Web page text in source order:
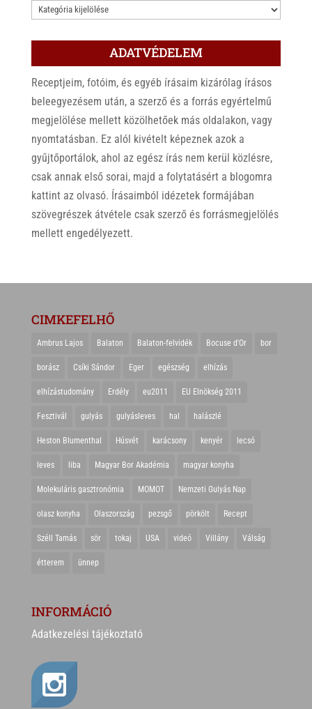
KATEGÓRIÁK
ADATVÉDELEM
Receptjeim, fotóim, és egyéb írásaim kizárólag írásos
beleegyezésem után, a szerző és a forrás egyértelmű
megjelölése mellett közölhetőek más oldalakon, vagy
nyomtatásban. Ez alól kivételt képeznek azok a
gyűjtőportálok, ahol az egész írás nem kerül közlésre,
csak annak első sorai, majd a folytatásért a blogomra
kattint az olvasó. Írásaimból idézetek formájában
szövegrészek átvétele csak szerző és forrásmegjelölés
mellett engedélyezett.
CIMKEFELHŐ
Ambrus Lajos Balaton Balaton-felvidék Bocuse d'Or bor
borász Csíki Sándor Eger egészség elhízás
elhízástudomány Erdély eu2011 EU Elnökség 2011
Fesztivál gulyás gulyásleves hal halászlé
Heston Blumenthal Húsvét karácsony kenyér lecsó
leves liba Magyar Bor Akadémia magyar konyha
Molekuláris gasztronómia MOMOT Nemzeti Gulyás Nap
olasz konyha Olaszország pezsgő pörkölt Recept
Széll Tamás sör tokaj USA videó Villány Válság
étterem ünnep
INFORMÁCIÓ
Adatkezelési tájékoztató